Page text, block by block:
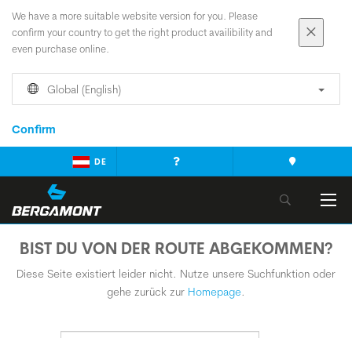
We have a more suitable website version for you. Please
confirm your country to get the right product availibility and
even purchase online.
Global (English)
Confirm
DE
BIST DU VON DER ROUTE ABGEKOMMEN?
Diese Seite existiert leider nicht. Nutze unsere Suchfunktion oder
gehe zurück zur Homepage.